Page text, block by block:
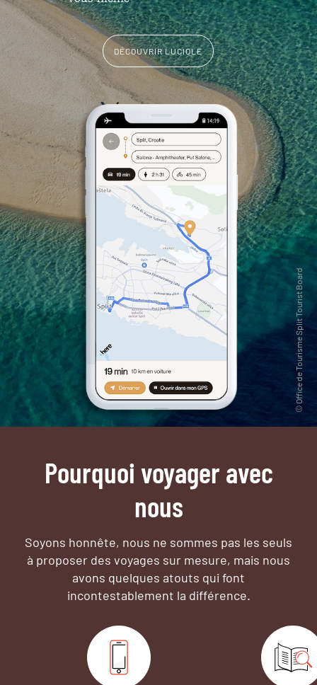
DÉCOUVRIR LUCIOLE
Pourquoi voyager avec
nous
Soyons honnête, nous ne sommes pas les seuls
à proposer des voyages sur mesure, mais nous
avons quelques atouts qui font
incontestablement la différence.